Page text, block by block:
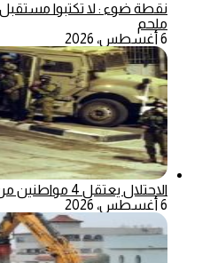
نقطة ضوء : لا تكتبوا
ملحم
6 أغسطس، 2026
الاحتلال يعتقل 4 مواطنين من محافظة نابلس
6 أغسطس، 2026